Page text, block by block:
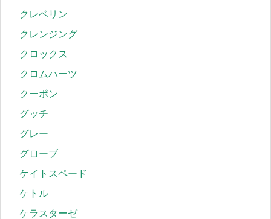
クレベリン
クレンジング
クロックス
クロムハーツ
クーポン
グッチ
グレー
グローブ
ケイトスペード
ケトル
ケラスターゼ